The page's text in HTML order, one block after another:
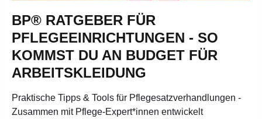
BP® RATGEBER FÜR
PFLEGEEINRICHTUNGEN - SO
KOMMST DU AN BUDGET FÜR
ARBEITSKLEIDUNG
Praktische Tipps & Tools für Pflegesatzverhandlungen -
Zusammen mit Pflege-Expert*innen entwickelt